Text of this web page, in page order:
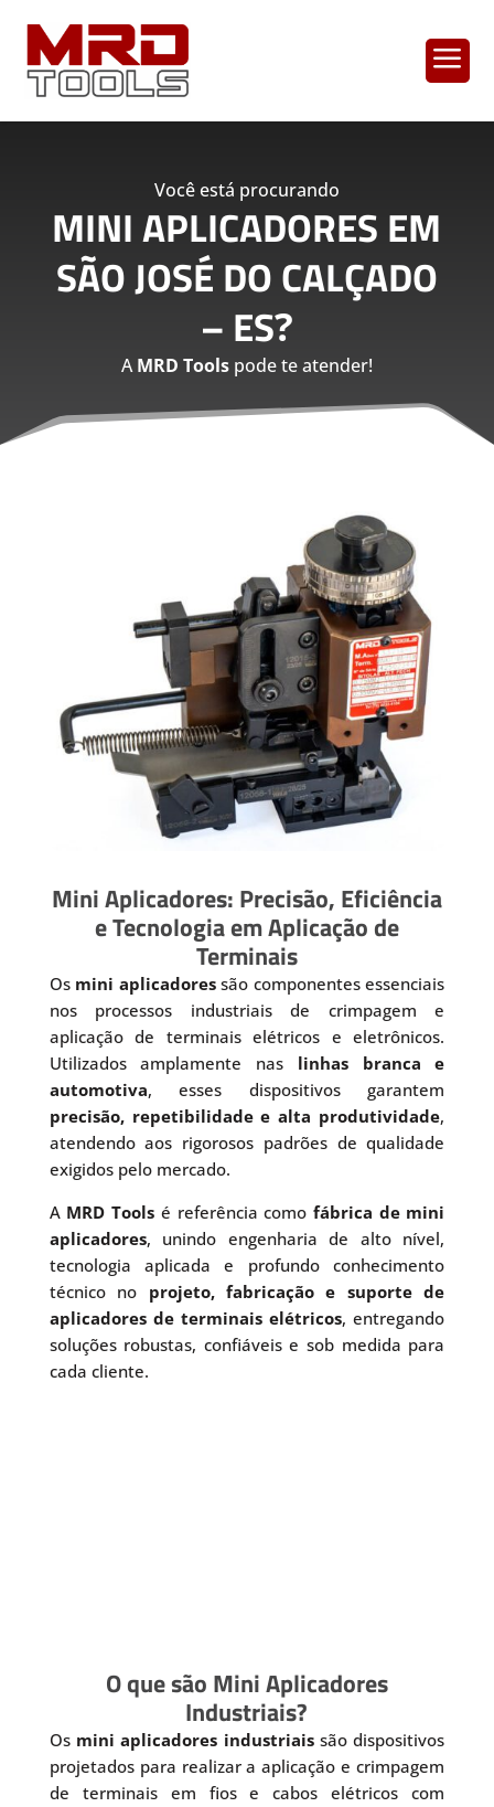
a
Você está procurando
MINI APLICADORES EM
SÃO JOSÉ DO CALÇADO
– ES?
AMRD Toolspode te atender!
Mini Aplicadores: Precisão, Eficiência
e Tecnologia em Aplicação de
Terminais
Os mini aplicadoressão componentes essenciais
nos processos industriais de crimpagem e
aplicação de terminais elétricos e eletrônicos.
Utilizados amplamente nas linhas branca e
automotiva, esses dispositivos garantem
precisão, repetibilidade e alta produtividade,
atendendo aos rigorosos padrões de qualidade
exigidos pelo mercado.
A MRD Tools é referência como fábrica de mini
aplicadores, unindo engenharia de alto nível,
tecnologia aplicada e profundo conhecimento
técnico no projeto, fabricação e suporte de
aplicadores de terminais elétricos, entregando
soluções robustas, confiáveis e sob medida para
cada cliente.
O que são Mini Aplicadores
Industriais?
Os mini aplicadores industriaissão dispositivos
projetados para realizar a aplicação e crimpagem
de terminais em fios e cabos elétricos com